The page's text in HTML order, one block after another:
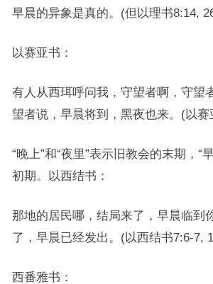
早晨的异象是真的。(但以理书8:14,
以赛亚书：
有人从西珥呼问我，守望者啊，守望
望者说，早晨将到，黑夜也来。(以赛
“晚上”和“夜里”表示旧教会的末期，“
初期。以西结书：
那地的居民哪，结局来了，早晨临到
了，早晨已经发出。(以西结书7:6-7,
西番雅书：